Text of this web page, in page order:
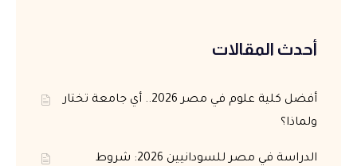
أحدث المقالات
أفضل كلية علوم في مصر 2026.. أي جامعة تختار
ولماذا؟
الدراسة في مصر للسودانيين 2026: شروط